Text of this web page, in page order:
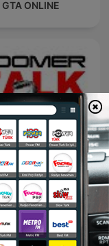
GTA ONLINE
Boomer Talk